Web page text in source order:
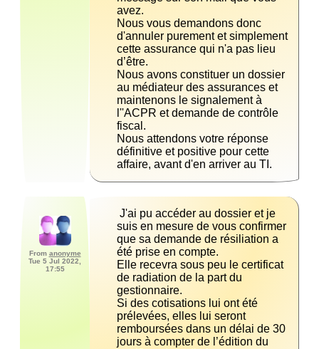
Nous vous demandons donc
d'annuler purement et simplement
cette assurance qui n'a pas lieu
Nous avons constituer un dossier
au médiateur des assurances et
maintenons le signalement à
l''ACPR et demande de contrôle
Nous attendons votre réponse
définitive et positive pour cette
affaire, avant d'en arriver au TI.
From anonyme
Tue 5 Jul 2022,
17:55
suis en mesure de vous confirmer
que sa demande de résiliation a
Elle recevra sous peu le certificat
de radiation de la part du
Si des cotisations lui ont été
prélevées, elles lui seront
remboursées dans un délai de 30
jours à compter de l’édition du